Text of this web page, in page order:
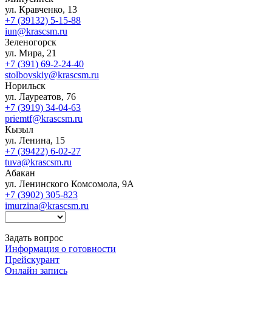
ул. Кравченко, 13
+7 (39132) 5-15-88
iun@krascsm.ru
Зеленогорск
ул. Мира, 21
+7 (391) 69-2-24-40
stolbovskiy@krascsm.ru
Норильск
ул. Лауреатов, 76
+7 (3919) 34-04-63
priemtf@krascsm.ru
Кызыл
ул. Ленина, 15
+7 (39422) 6-02-27
tuva@krascsm.ru
Абакан
ул. Ленинского Комсомола, 9А
+7 (3902) 305-823
imurzina@krascsm.ru
Задать вопрос
Информация о готовности
Прейскурант
Онлайн запись